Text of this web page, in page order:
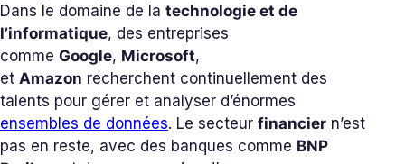
Dans le domaine de la technologie et de
l’informatique, des entreprises
comme Google, Microsoft,
et Amazon recherchent continuellement des
talents pour gérer et analyser d’énormes
ensembles de données. Le secteur financier n’est
pas en reste, avec des banques comme BNP